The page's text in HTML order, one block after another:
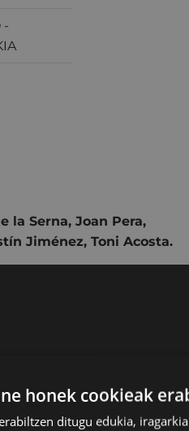
-
la Serna, Joan Pera,
Jiménez, Toni Acosta.
honek cookieak
ditugu edukia,